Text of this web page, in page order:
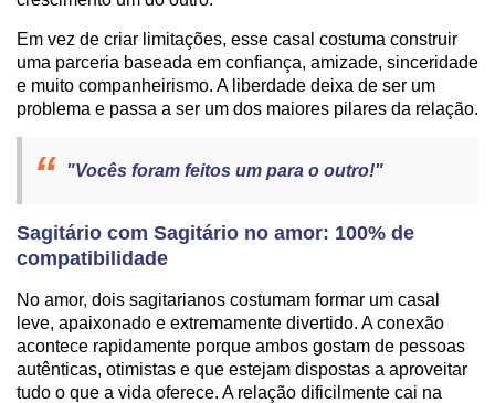
Em vez de criar limitações, esse casal costuma construir
uma parceria baseada em confiança, amizade, sinceridade
e muito companheirismo. A liberdade deixa de ser um
problema e passa a ser um dos maiores pilares da relação.
"Vocês foram feitos um para o outro!"
Sagitário com Sagitário no amor: 100% de
compatibilidade
No amor, dois sagitarianos costumam formar um casal
leve, apaixonado e extremamente divertido. A conexão
acontece rapidamente porque ambos gostam de pessoas
autênticas, otimistas e que estejam dispostas a aproveitar
tudo o que a vida oferece. A relação dificilmente cai na